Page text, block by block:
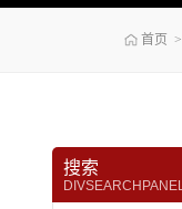
首页 >
搜索
DIVSEARCHPANEL